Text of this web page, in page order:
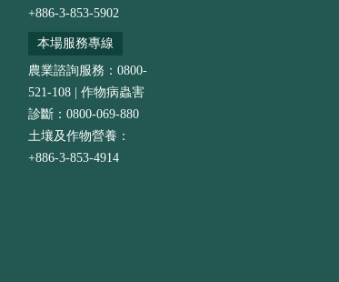
+886-3-853-5902
本場服務專線
農業諮詢服務：0800-
521-108 | 作物病蟲害
診斷：0800-069-880
土壤及作物營養：
+886-3-853-4914